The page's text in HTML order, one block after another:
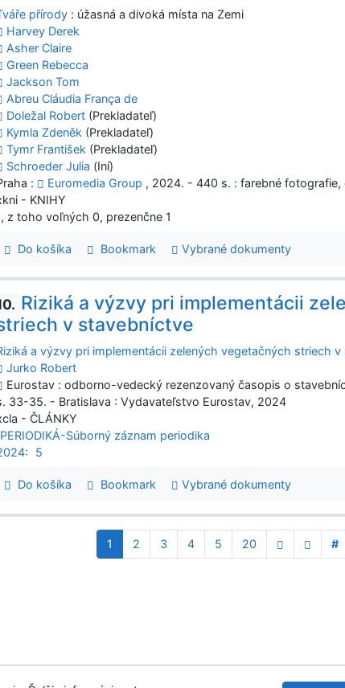
přírody : úžasná a divoká místa na Zemi
Harvey Derek
Asher Claire
Green Rebecca
Jackson Tom
Abreu Cláudia França de
Doležal Robert (Prekladateľ)
Kymla Zdeněk (Prekladateľ)
Tymr František (Prekladateľ)
Schroeder Julia (Iní)
:
Euromedia Group , 2024. - 440 s. : farebné fotografie,
- KNIHY
z toho voľných 0, prezenčne 1
Do košíka Bookmark Vybrané dokumenty
Riziká a výzvy pri implementácii
v stavebníctve
a výzvy pri implementácii zelených vegetačných striech
Jurko Robert
Eurostav : odborno-vedecký rezenzovaný časopis o
33-35. - Bratislava : Vydavateľstvo Eurostav, 2024
- ČLÁNKY
PERIODIKÁ-Súborný záznam periodika
5
Do košíka Bookmark Vybrané dokumenty
1 2 3 4 5 20 #